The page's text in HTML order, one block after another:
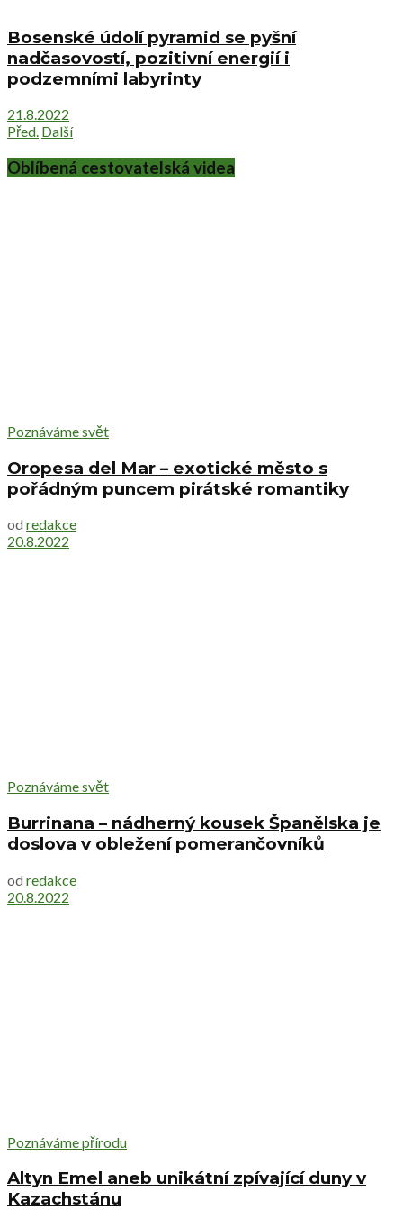
Bosenské údolí pyramid se pyšní
nadčasovostí, pozitivní energií i
podzemními labyrinty
21.8.2022
Před. Další
Oblíbená cestovatelská videa
Poznáváme svět
Oropesa del Mar – exotické město s
pořádným puncem pirátské romantiky
od redakce
20.8.2022
Poznáváme svět
Burrinana – nádherný kousek Španělska je
doslova v obležení pomerančovníků
od redakce
20.8.2022
Poznáváme přírodu
Altyn Emel aneb unikátní zpívající duny v
Kazachstánu